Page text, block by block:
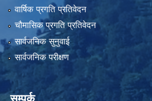
वार्षिक प्रगति प्रतिवेदन
चौमासिक प्रगति प्रतिवेदन
सार्वजनिक सुनुवाई
सार्वजनिक परीक्षण